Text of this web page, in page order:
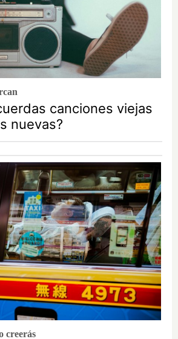
canciones viejas
nuevas?
creerás